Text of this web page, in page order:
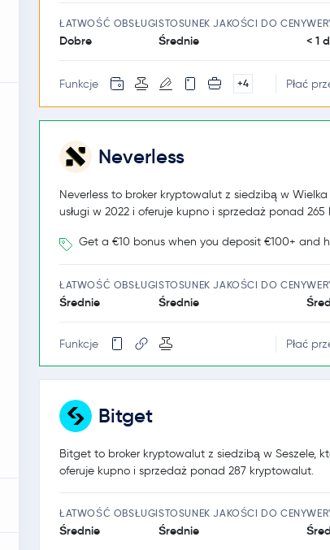
ŁATWOŚĆ OBSŁUGI
Dobre
STOSUNEK JAKOŚCI DO CENY
Średnie < 1
Funkcje +4 Płać
Neverless
Neverless to broker kryptowalut z siedzibą w
usługi w 2022 i oferuje kupno i sprzedaż ponad
Get a €10 bonus when you deposit €100+ and
ŁATWOŚĆ OBSŁUGI
Średnie
STOSUNEK JAKOŚCI DO CENY
Średnie
Funkcje Płać
Bitget
Bitget to broker kryptowalut z siedzibą w Seszele,
oferuje kupno i sprzedaż ponad 287 kryptowalut.
ŁATWOŚĆ OBSŁUGI
Średnie
STOSUNEK JAKOŚCI DO CENY
Średnie